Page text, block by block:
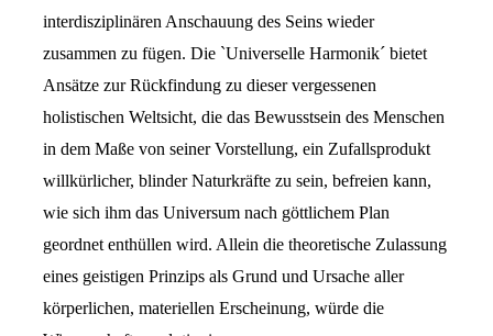
interdisziplinären Anschauung des Seins wieder
zusammen zu fügen. Die `Universelle Harmonik´ bietet
Ansätze zur Rückfindung zu dieser vergessenen
holistischen Weltsicht, die das Bewusstsein des Menschen
in dem Maße von seiner Vorstellung, ein Zufallsprodukt
willkürlicher, blinder Naturkräfte zu sein, befreien kann,
wie sich ihm das Universum nach göttlichem Plan
geordnet enthüllen wird. Allein die theoretische Zulassung
eines geistigen Prinzips als Grund und Ursache aller
körperlichen, materiellen Erscheinung, würde die